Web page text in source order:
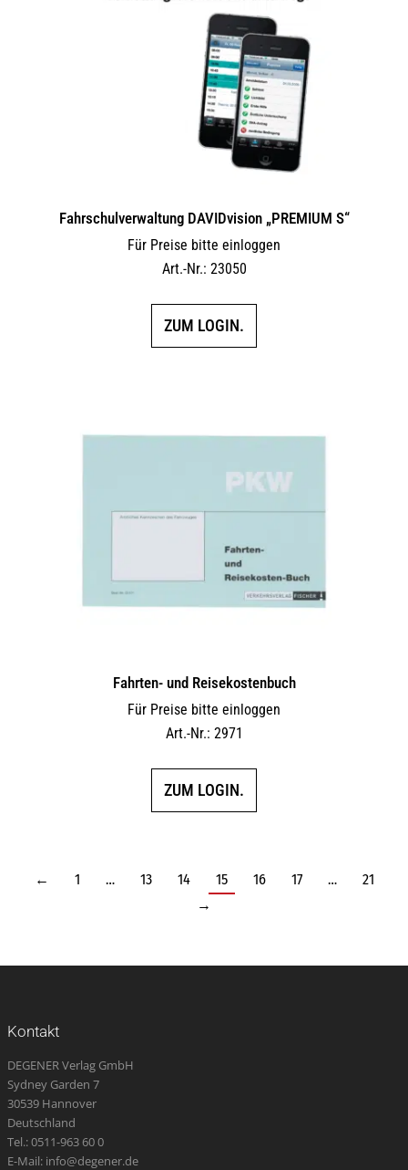
Fahrschulverwaltung DAVIDvision „PREMIUM S“
Für Preise bitte einloggen
Art.-Nr.: 23050
ZUM LOGIN.
Fahrten- und Reisekostenbuch
Für Preise bitte einloggen
Art.-Nr.: 2971
ZUM LOGIN.
← 1 … 13 14 15 16 17 …
21
→
Kontakt
DEGENER Verlag GmbH
Sydney Garden 7
30539 Hannover
Deutschland
Tel.: 0511-963 60 0
E-Mail: info@degener.de